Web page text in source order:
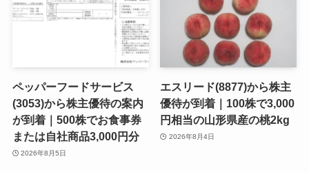
ペッパーフードサービス
(3053)から株主優待の案内
が到着｜500株でお食事券
または自社商品3,000円分
2026年8月5日
エスリード(8877)から株主
優待が到着｜100株で3,000
円相当の山形県産の桃2kg
2026年8月4日